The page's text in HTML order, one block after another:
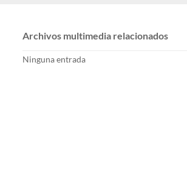
Archivos multimedia relacionados
Ninguna entrada